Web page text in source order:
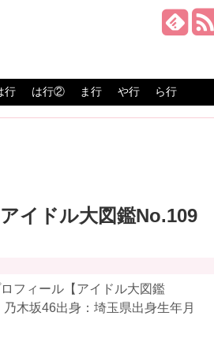
行 は行② ま行 や行 ら行
イドル大図鑑No.109
フィール【アイドル大図鑑
木坂46出身：埼玉県出身生年月